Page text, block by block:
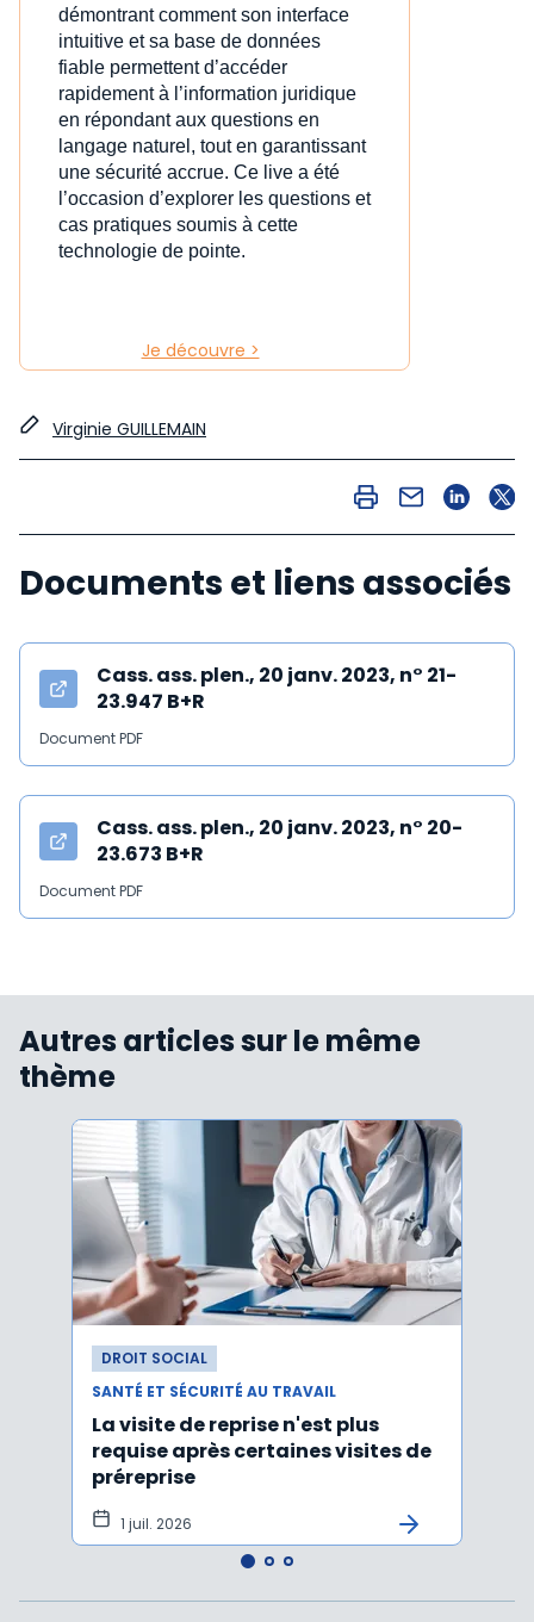
démontrant comment son interface
intuitive et sa base de données
fiable permettent d’accéder
rapidement à l’information juridique
en répondant aux questions en
langage naturel, tout en garantissant
une sécurité accrue. Ce live a été
l’occasion d’explorer les questions et
cas pratiques soumis à cette
technologie de pointe.
Je découvre >
Virginie GUILLEMAIN
Documents et liens associés
Cass. ass. plen., 20 janv. 2023, n° 21-
23.947 B+R
Document PDF
Cass. ass. plen., 20 janv. 2023, n° 20-
23.673 B+R
Document PDF
Autres articles sur le même
thème
DROIT SOCIAL
SANTÉ ET SÉCURITÉ AU TRAVAIL
La visite de reprise n'est plus
requise après certaines visites de
préreprise
1 juil. 2026